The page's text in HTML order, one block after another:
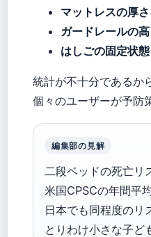
マットレスの厚
ガードレールの
はしごの固定状
統計が不十分であるか
個々のユーザーが予防
編集部の見解
二段ベッドの死亡リ
米国CPSCの年間平
日本でも同程度のリ
とりわけ小さな子ど